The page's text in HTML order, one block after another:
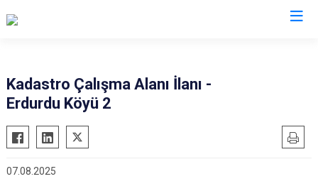
Beytüşşebap
Cizre
İdil
Kadastro Çalışma Alanı İlanı -
Erdurdu Köyü 2
07.08.2025